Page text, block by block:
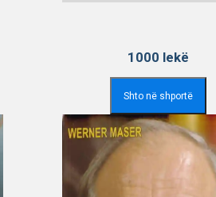
1000 lekë
Shto në shportë